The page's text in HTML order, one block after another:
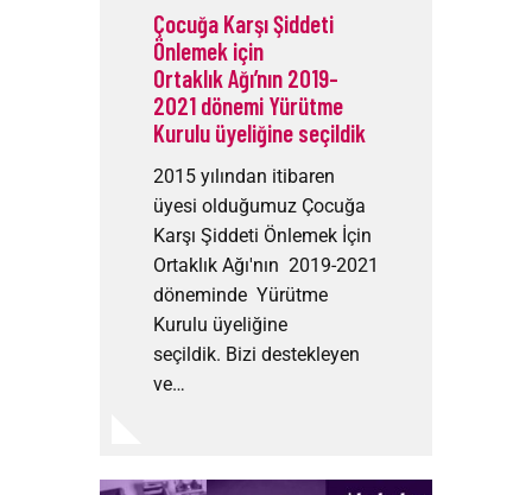
Çocuğa Karşı Şiddeti
Önlemek için
Ortaklık Ağı’nın 2019-
2021 dönemi Yürütme
Kurulu üyeliğine seçildik
2015 yılından itibaren
üyesi olduğumuz Çocuğa
Karşı Şiddeti Önlemek İçin
Ortaklık Ağı'nın 2019-2021
döneminde Yürütme
Kurulu üyeliğine
seçildik. Bizi destekleyen
ve…